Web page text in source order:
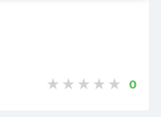
0